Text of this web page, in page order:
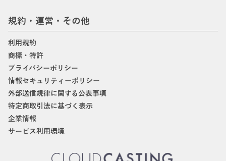
規約・運営・その他
利用規約
商標・特許
プライバシーポリシー
情報セキュリティーポリシー
外部送信規律に関する公表事項
特定商取引法に基づく表示
企業情報
サービス利用環境